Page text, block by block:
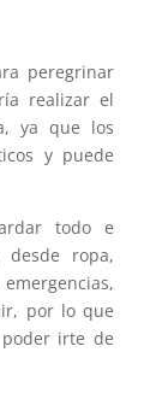
peregrinar
realizar el
ya que los
y puede
todo e
ropa,
por lo que
irte de